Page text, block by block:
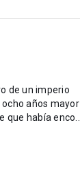
de un imperio
años mayor
que había enco...